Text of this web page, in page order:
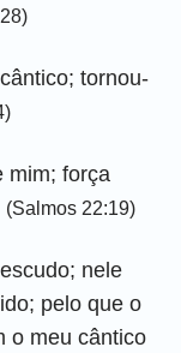
tornou-
mim; força
(Salmos 22:19)
nele
pelo que o
o meu cântico